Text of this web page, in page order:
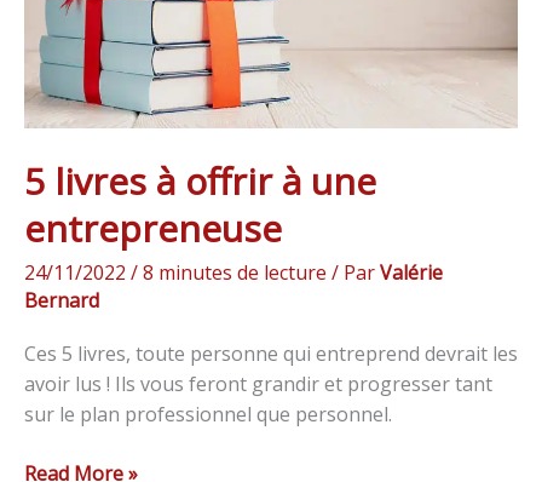
5 livres à offrir à une
entrepreneuse
24/11/2022 /8 minutes de lecture / ParValérie
Bernard
Ces 5 livres, toute personne qui entreprend devrait les
avoir lus ! Ils vous feront grandir et progresser tant
sur le plan professionnel que personnel.
Read More »